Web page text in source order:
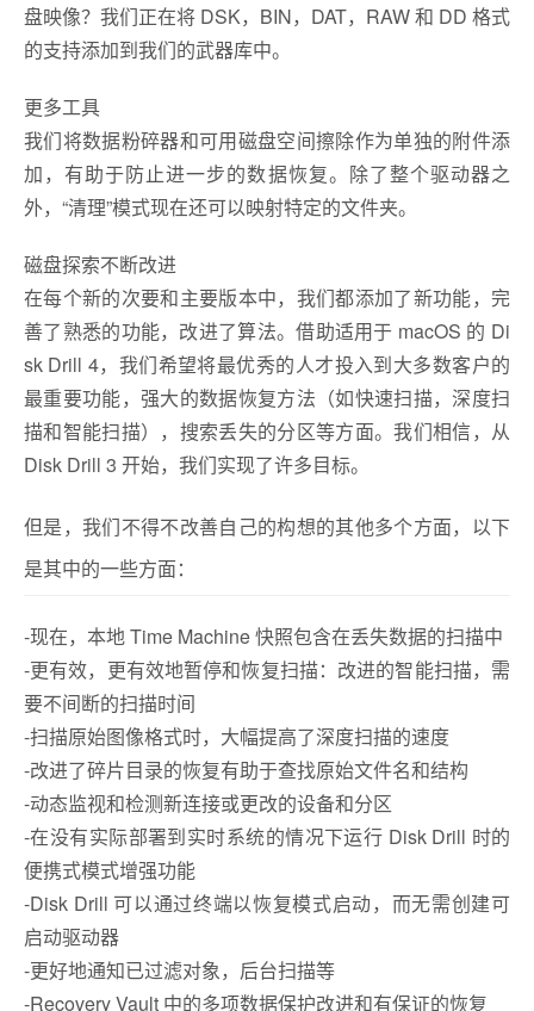
盘映像？我们正在将 DSK，BIN，DAT，RAW 和 DD 格式
的支持添加到我们的武器库中。
更多工具
我们将数据粉碎器和可用磁盘空间擦除作为单独的附件添
加，有助于防止进一步的数据恢复。除了整个驱动器之
外，“清理”模式现在还可以映射特定的文件夹。
磁盘探索不断改进
在每个新的次要和主要版本中，我们都添加了新功能，完
善了熟悉的功能，改进了算法。借助适用于 macOS 的 Di
sk Drill 4，我们希望将最优秀的人才投入到大多数客户的
最重要功能，强大的数据恢复方法（如快速扫描，深度扫
描和智能扫描），搜索丢失的分区等方面。我们相信，从
Disk Drill 3 开始，我们实现了许多目标。
但是，我们不得不改善自己的构想的其他多个方面，以下
是其中的一些方面：
-现在，本地 Time Machine 快照包含在丢失数据的扫描中
-更有效，更有效地暂停和恢复扫描：改进的智能扫描，需
要不间断的扫描时间
-扫描原始图像格式时，大幅提高了深度扫描的速度
-改进了碎片目录的恢复有助于查找原始文件名和结构
-动态监视和检测新连接或更改的设备和分区
-在没有实际部署到实时系统的情况下运行 Disk Drill 时的
便携式模式增强功能
-Disk Drill 可以通过终端以恢复模式启动，而无需创建可
启动驱动器
-更好地通知已过滤对象，后台扫描等
-Recovery Vault 中的多项数据保护改进和有保证的恢复